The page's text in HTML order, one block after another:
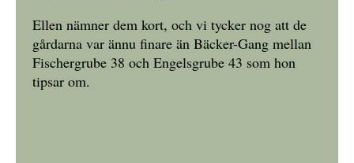
Ellen nämner dem kort, och vi tycker nog att de
gårdarna var ännu finare än Bäcker-Gang mellan
Fischergrube 38 och Engelsgrube 43 som hon
tipsar om.